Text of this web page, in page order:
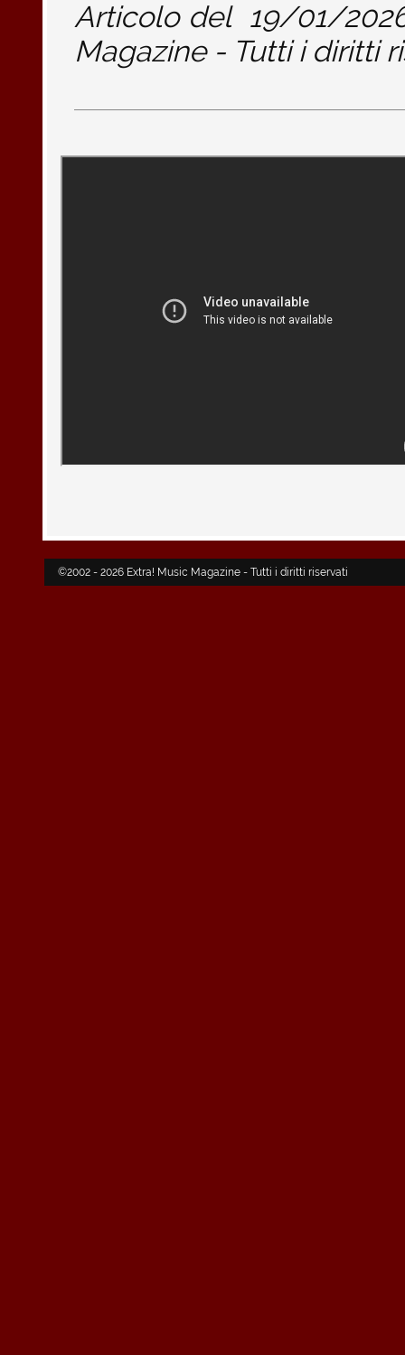
Articolo del 19/01/
Magazine - Tutti i diritti
©2002 - 2026 Extra! Music Magazine - Tutti i diritti riservati